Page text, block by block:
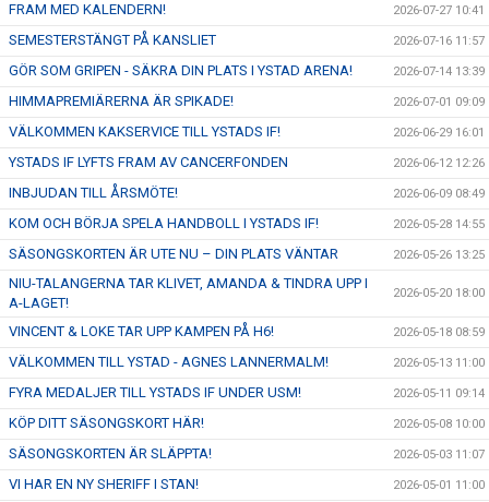
FRAM MED KALENDERN! 2026-07-27 10:41
SEMESTERSTÄNGT PÅ KANSLIET 2026-07-16 11:57
GÖR SOM GRIPEN - SÄKRA DIN PLATS I YSTAD ARENA! 2026-07-14 13:39
HIMMAPREMIÄRERNA ÄR SPIKADE! 2026-07-01 09:09
VÄLKOMMEN KAKSERVICE TILL YSTADS IF! 2026-06-29 16:01
YSTADS IF LYFTS FRAM AV CANCERFONDEN 2026-06-12 12:26
INBJUDAN TILL ÅRSMÖTE! 2026-06-09 08:49
KOM OCH BÖRJA SPELA HANDBOLL I YSTADS IF! 2026-05-28 14:55
SÄSONGSKORTEN ÄR UTE NU – DIN PLATS VÄNTAR 2026-05-26 13:25
NIU-TALANGERNA TAR KLIVET, AMANDA & TINDRA UPP I
A-LAGET!
2026-05-20 18:00
VINCENT & LOKE TAR UPP KAMPEN PÅ H6! 2026-05-18 08:59
VÄLKOMMEN TILL YSTAD - AGNES LANNERMALM! 2026-05-13 11:00
FYRA MEDALJER TILL YSTADS IF UNDER USM! 2026-05-11 09:14
KÖP DITT SÄSONGSKORT HÄR! 2026-05-08 10:00
SÄSONGSKORTEN ÄR SLÄPPTA! 2026-05-03 11:07
VI HAR EN NY SHERIFF I STAN! 2026-05-01 11:00